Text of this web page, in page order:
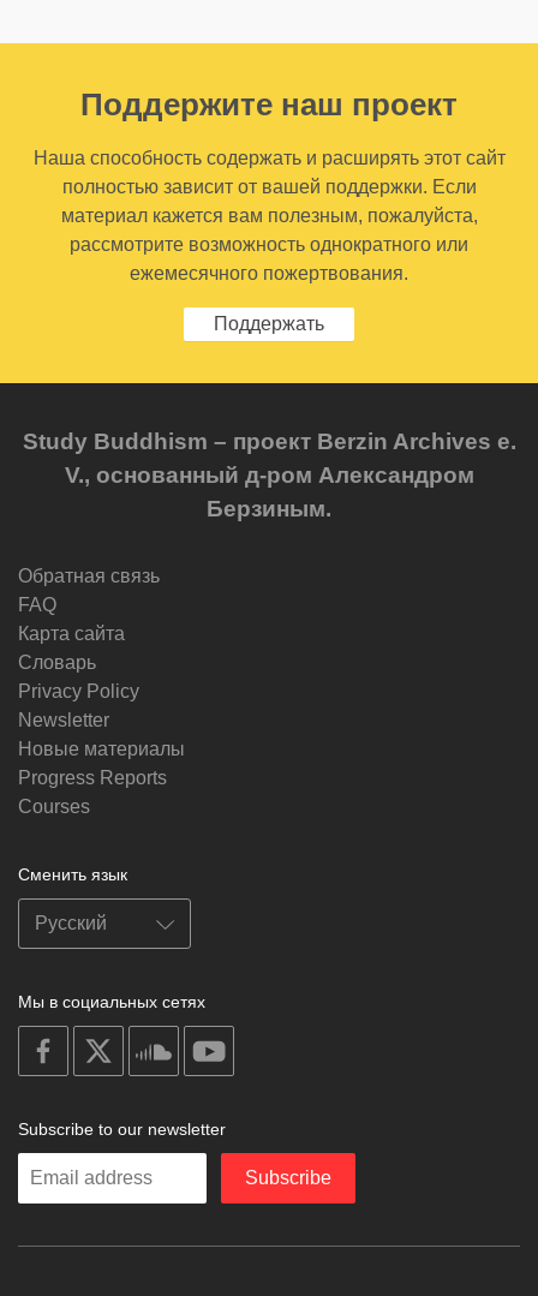
Поддержите наш проект
Наша способность содержать и расширять этот сайт
полностью зависит от вашей поддержки. Если
материал кажется вам полезным, пожалуйста,
рассмотрите возможность однократного или
ежемесячного пожертвования.
Поддержать
Study Buddhism – проект Berzin Archives e.
V., основанный д-ром Александром
Берзиным.
Обратная связь
FAQ
Карта сайта
Словарь
Privacy Policy
Newsletter
Новые материалы
Progress Reports
Courses
Сменить язык
Мы в социальных сетях
on
facebook
soundcloud
Subscribe to our newsletter
Enter
Subscribe